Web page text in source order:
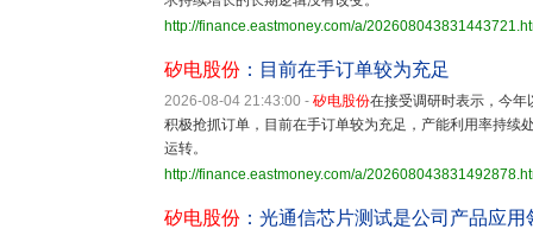
http://finance.eastmoney.com/a/
矽电股份 ：目前在手订单较为充足
2026-08-04 21:43:00 - 矽电股份在接受调研时表示，今
积极抢抓订单，目前在手订单较为充足，产能利用率持续
运转。
http://finance.eastmoney.com/a/
矽电股份 ：光通信芯片测试是公司产品应用